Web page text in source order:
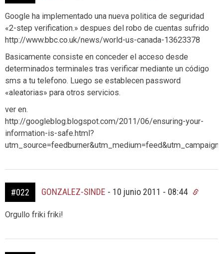
Google ha implementado una nueva politica de seguridad
«2-step verification.» despues del robo de cuentas sufrido
http://www.bbc.co.uk/news/world-us-canada-13623378
Basicamente consiste en conceder el acceso desde
determinados terminales tras verificar mediante un código
sms a tu telefono. Luego se establecen password
«aleatorias» para otros servicios.
ver en.
http://googleblog.blogspot.com/2011/06/ensuring-your-
information-is-safe.html?
#022 GONZALEZ-SINDE - 10 junio 2011 - 08:44
Orgullo friki friki!